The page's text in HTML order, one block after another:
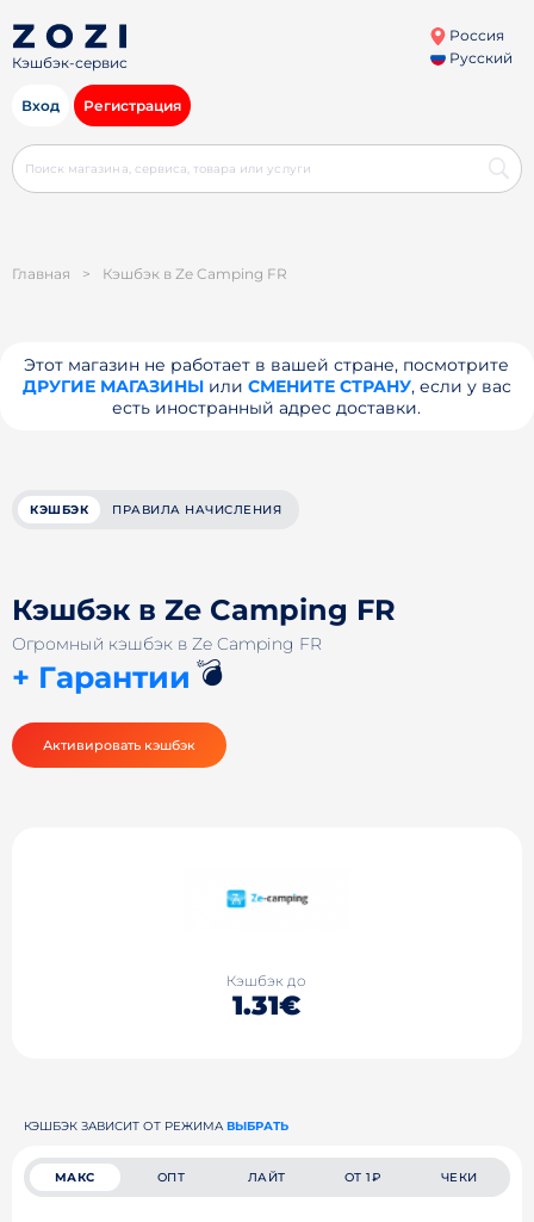
Кэшбэк-сервис
Россия
Русский
Вход Регистрация
Главная > Кэшбэк в Ze Camping FR
Этот магазин не работает в вашей стране, посмотрите
ДРУГИЕ МАГАЗИНЫили СМЕНИТЕ СТРАНУ, если у вас
есть иностранный адрес доставки.
КЭШБЭК ПРАВИЛА НАЧИСЛЕНИЯ
Кэшбэк в Ze Camping FR
Огромный кэшбэк в Ze Camping FR
+ Гарантии 💣
Активировать кэшбэк
Кэшбэк до
1.31€
КЭШБЭК ЗАВИСИТ ОТ РЕЖИМА ВЫБРАТЬ
МАКС ОПТ ЛАЙТ ОТ 1₽ ЧЕКИ